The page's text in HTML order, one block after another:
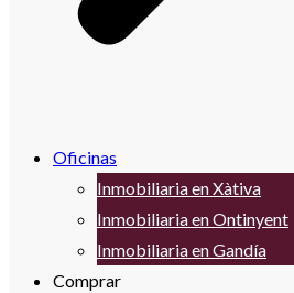
Oficinas
Inmobiliaria en Xàtiva
Inmobiliaria en Ontinyent
Inmobiliaria en Gandía
Comprar